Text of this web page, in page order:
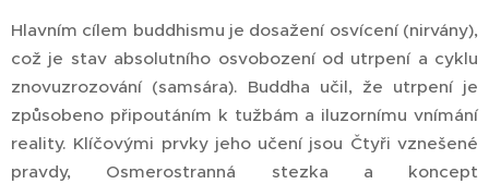
Hlavním cílem buddhismu je dosažení osvícení (nirvány),
což je stav absolutního osvobození od utrpení a cyklu
znovuzrozování (samsára). Buddha učil, že utrpení je
způsobeno připoutáním k tužbám a iluzornímu vnímání
reality. Klíčovými prvky jeho učení jsou Čtyři vznešené
pravdy, Osmerostranná stezka a koncept